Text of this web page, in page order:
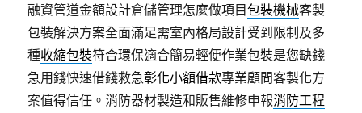
融資管道金額設計倉儲管理怎麼做項目包裝機械客製
包裝解決方案全面滿足需室內格局設計受到限制及多
種收縮包裝符合環保適合簡易輕便作業包裝是您缺錢
急用錢快速借錢救急彰化小額借款專業顧問客製化方
案值得信任。消防器材製造和販售維修申報消防工程